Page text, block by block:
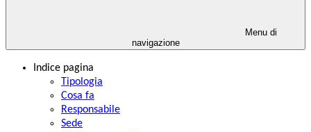
Menu di
navigazione
Indice pagina
Tipologia
Cosa fa
Responsabile
Sede